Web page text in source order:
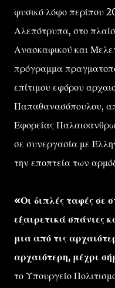
φυσικό λόφο περίπου
Αλεπότρυπα, στο
Ανασκαφικού και
πρόγραμμα
επίτιμου εφόρου
Παπαθανασόπουλου,
Εφορείας
σε συνεργασία με
την εποπτεία των
«Οι διπλές ταφές σε
εξαιρετικά σπάνιες
μια από τις
αρχαιότερη, μέχρι
το Υπουργείο